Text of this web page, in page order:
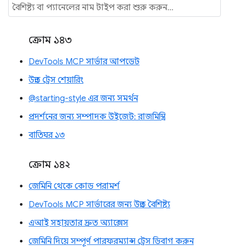
ক্রোম ১৪৩
DevTools MCP সার্ভার আপডেট
উন্নত ট্রেস শেয়ারিং
@starting-style এর জন্য সমর্থন
প্রদর্শনের জন্য সম্পাদক উইজেট: রাজমিস্ত্রি
বাতিঘর ১৩
ক্রোম ১৪২
জেমিনি থেকে কোড পরামর্শ
DevTools MCP সার্ভারের জন্য উন্নত বৈশিষ্ট্য
এআই সহায়তার দ্রুত অ্যাক্সেস
জেমিনি দিয়ে সম্পূর্ণ পারফরম্যান্স ট্রেস ডিবাগ করুন